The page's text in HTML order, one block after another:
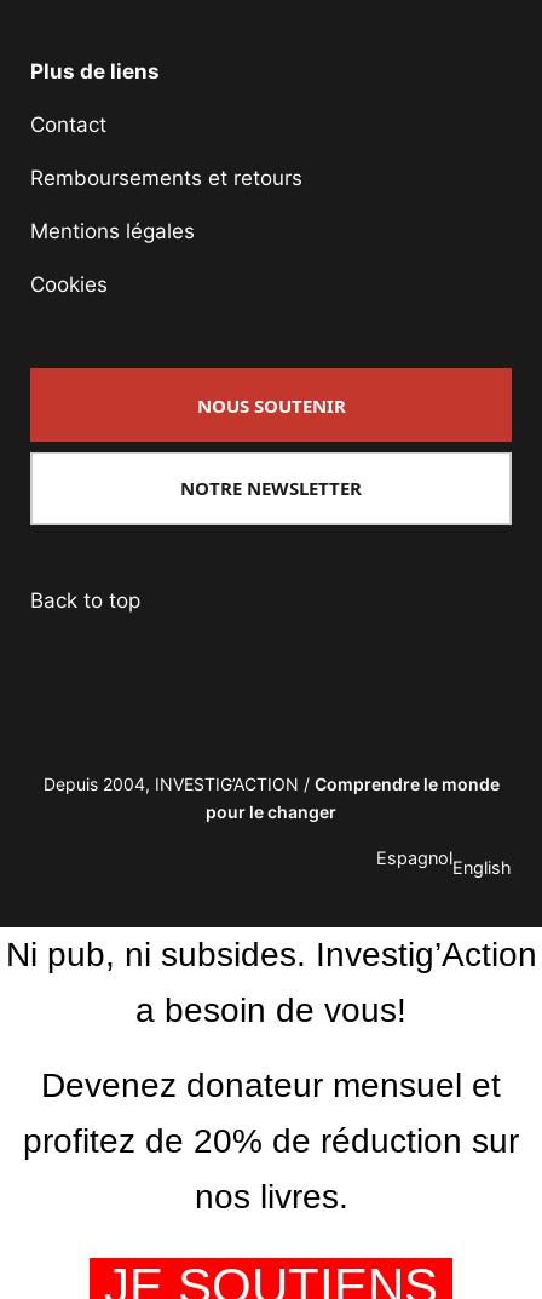
Plus de liens
Contact
Remboursements et retours
Mentions légales
Cookies
NOUS SOUTENIR
NOTRE NEWSLETTER
Back to top
Depuis 2004, INVESTIG’ACTION / Comprendre le monde
pour le changer
EspagnolEnglish
Ni pub, ni subsides. Investig’Action
a besoin de vous!
Devenez donateur mensuel et
profitez de 20% de réduction sur
nos livres.
JE SOUTIENS